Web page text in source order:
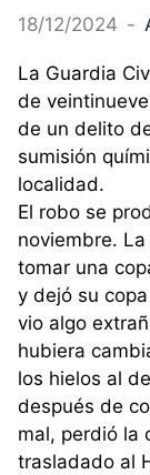
18/12/2024 -
La Guardia
de
de un delito
sumisión
localidad.
El robo se
noviembre.
tomar una
y dejó su
vio algo
hubiera
los hielos al
después de
mal, perdió la
trasladado al